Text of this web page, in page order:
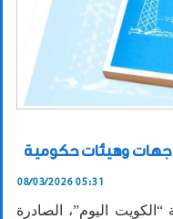
جهات وهيئات حكومية
08/03/2026 05:31
اليوم”، الصادرة